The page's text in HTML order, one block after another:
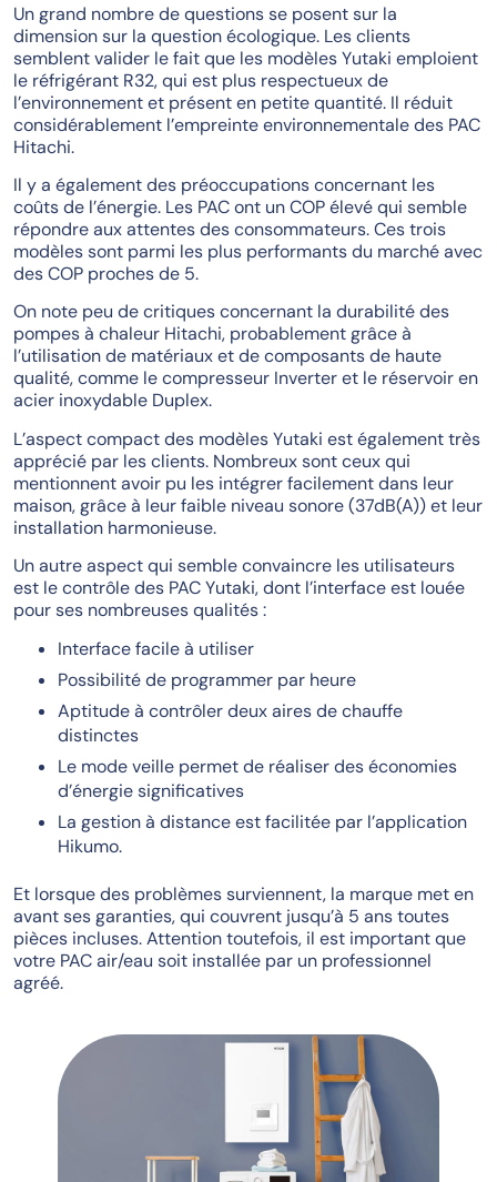
Un grand nombre de questions se posent sur la
dimension sur la question écologique. Les clients
semblent valider le fait que les modèles Yutaki emploient
le réfrigérant R32, qui est plus respectueux de
l’environnement et présent en petite quantité. Il réduit
considérablement l’empreinte environnementale des PAC
Hitachi.
Il y a également des préoccupations concernant les
coûts de l’énergie. Les PAC ont un COP élevé qui semble
répondre aux attentes des consommateurs. Ces trois
modèles sont parmi les plus performants du marché avec
des COP proches de 5.
On note peu de critiques concernant la durabilité des
pompes à chaleur Hitachi, probablement grâce à
l’utilisation de matériaux et de composants de haute
qualité, comme le compresseur Inverter et le réservoir en
acier inoxydable Duplex.
L’aspect compact des modèles Yutaki est également très
apprécié par les clients. Nombreux sont ceux qui
mentionnent avoir pu les intégrer facilement dans leur
maison, grâce à leur faible niveau sonore (37dB(A)) et leur
installation harmonieuse.
Un autre aspect qui semble convaincre les utilisateurs
est le contrôle des PAC Yutaki, dont l’interface est louée
pour ses nombreuses qualités :
Interface facile à utiliser
Possibilité de programmer par heure
Aptitude à contrôler deux aires de chauffe
distinctes
Le mode veille permet de réaliser des économies
d’énergie significatives
La gestion à distance est facilitée par l’application
Hikumo.
Et lorsque des problèmes surviennent, la marque met en
avant ses garanties, qui couvrent jusqu’à 5 ans toutes
pièces incluses. Attention toutefois, il est important que
votre PAC air/eau soit installée par un professionnel
agréé.